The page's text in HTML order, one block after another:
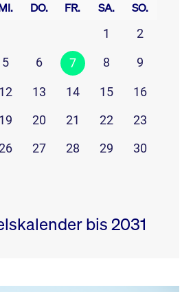
DO. FR. SA. SO.
1
2
5 6 7 8 9
12 13 14 15
16
19 20 21 22
23
27 28 29
30
bis 2031